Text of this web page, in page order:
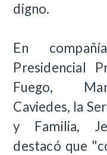
digno.
En
Presidencial
Fuego,
Caviedes, la
y Familia,
destacó que